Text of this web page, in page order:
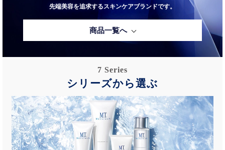
先端美容を追求するスキンケアブランドです。
商品一覧へ
シリーズから選ぶ
7 Series